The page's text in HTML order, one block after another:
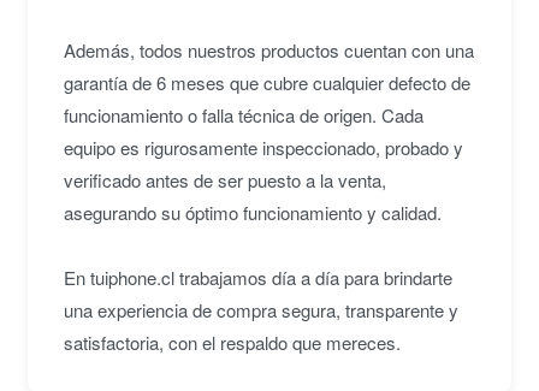
Además, todos nuestros productos cuentan con una
garantía de 6 meses que cubre cualquier defecto de
funcionamiento o falla técnica de origen. Cada
equipo es rigurosamente inspeccionado, probado y
verificado antes de ser puesto a la venta,
asegurando su óptimo funcionamiento y calidad.
En tuiphone.cl trabajamos día a día para brindarte
una experiencia de compra segura, transparente y
satisfactoria, con el respaldo que mereces.